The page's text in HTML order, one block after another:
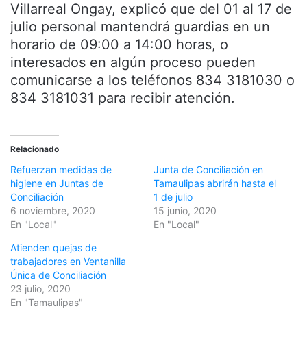
Villarreal Ongay, explicó que del 01 al 17 de
julio personal mantendrá guardias en un
horario de 09:00 a 14:00 horas, o
interesados en algún proceso pueden
comunicarse a los teléfonos 834 3181030 o
834 3181031 para recibir atención.
Relacionado
Refuerzan medidas de
higiene en Juntas de
Conciliación
6 noviembre, 2020
En "Local"
Junta de Conciliación en
Tamaulipas abrirán hasta el
1 de julio
15 junio, 2020
En "Local"
Atienden quejas de
trabajadores en Ventanilla
Única de Conciliación
23 julio, 2020
En "Tamaulipas"